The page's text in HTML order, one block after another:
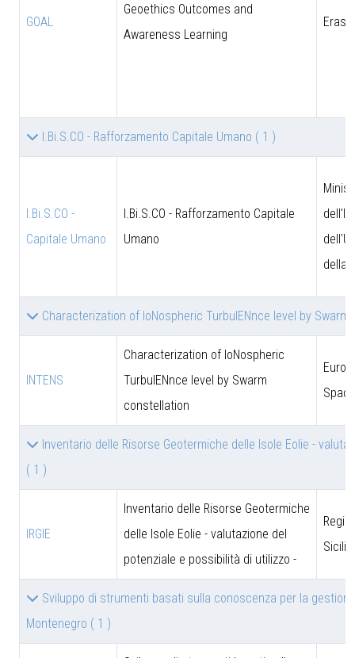
GOAL
Geoethics Outcomes and
Awareness Learning
I.Bi.S.CO - Rafforzamento Capitale Umano ( 1 )
I.Bi.S.CO -
Capitale Umano
I.Bi.S.CO - Rafforzamento Capitale
Umano
della
Characterization of IoNospheric TurbulENnce level by
INTENS
Characterization of IoNospheric
TurbulENnce level by Swarm
constellation
Inventario delle Risorse Geotermiche delle Isole Eolie -
( 1 )
IRGIE
Inventario delle Risorse Geotermiche
delle Isole Eolie - valutazione del
potenziale e possibilità di utilizzo -
Sviluppo di strumenti basati sulla conoscenza per la
Montenegro ( 1 )